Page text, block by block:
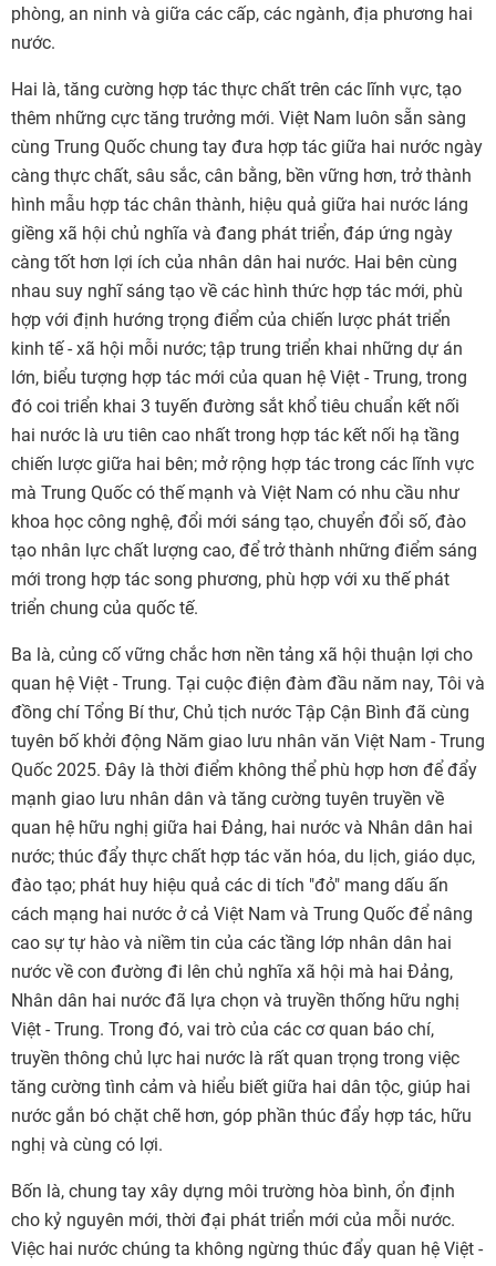
phòng, an ninh và giữa các cấp, các ngành, địa phương hai
nước.
Hai là, tăng cường hợp tác thực chất trên các lĩnh vực, tạo
thêm những cực tăng trưởng mới. Việt Nam luôn sẵn sàng
cùng Trung Quốc chung tay đưa hợp tác giữa hai nước ngày
càng thực chất, sâu sắc, cân bằng, bền vững hơn, trở thành
hình mẫu hợp tác chân thành, hiệu quả giữa hai nước láng
giềng xã hội chủ nghĩa và đang phát triển, đáp ứng ngày
càng tốt hơn lợi ích của nhân dân hai nước. Hai bên cùng
nhau suy nghĩ sáng tạo về các hình thức hợp tác mới, phù
hợp với định hướng trọng điểm của chiến lược phát triển
kinh tế - xã hội mỗi nước; tập trung triển khai những dự án
lớn, biểu tượng hợp tác mới của quan hệ Việt - Trung, trong
đó coi triển khai 3 tuyến đường sắt khổ tiêu chuẩn kết nối
hai nước là ưu tiên cao nhất trong hợp tác kết nối hạ tầng
chiến lược giữa hai bên; mở rộng hợp tác trong các lĩnh vực
mà Trung Quốc có thế mạnh và Việt Nam có nhu cầu như
khoa học công nghệ, đổi mới sáng tạo, chuyển đổi số, đào
tạo nhân lực chất lượng cao, để trở thành những điểm sáng
mới trong hợp tác song phương, phù hợp với xu thế phát
triển chung của quốc tế.
Ba là, củng cố vững chắc hơn nền tảng xã hội thuận lợi cho
quan hệ Việt - Trung. Tại cuộc điện đàm đầu năm nay, Tôi và
đồng chí Tổng Bí thư, Chủ tịch nước Tập Cận Bình đã cùng
tuyên bố khởi động Năm giao lưu nhân văn Việt Nam - Trung
Quốc 2025. Đây là thời điểm không thể phù hợp hơn để đẩy
mạnh giao lưu nhân dân và tăng cường tuyên truyền về
quan hệ hữu nghị giữa hai Đảng, hai nước và Nhân dân hai
nước; thúc đẩy thực chất hợp tác văn hóa, du lịch, giáo dục,
đào tạo; phát huy hiệu quả các di tích "đỏ" mang dấu ấn
cách mạng hai nước ở cả Việt Nam và Trung Quốc để nâng
cao sự tự hào và niềm tin của các tầng lớp nhân dân hai
nước về con đường đi lên chủ nghĩa xã hội mà hai Đảng,
Nhân dân hai nước đã lựa chọn và truyền thống hữu nghị
Việt - Trung. Trong đó, vai trò của các cơ quan báo chí,
truyền thông chủ lực hai nước là rất quan trọng trong việc
tăng cường tình cảm và hiểu biết giữa hai dân tộc, giúp hai
nước gắn bó chặt chẽ hơn, góp phần thúc đẩy hợp tác, hữu
nghị và cùng có lợi.
Bốn là, chung tay xây dựng môi trường hòa bình, ổn định
cho kỷ nguyên mới, thời đại phát triển mới của mỗi nước.
Việc hai nước chúng ta không ngừng thúc đẩy quan hệ Việt -